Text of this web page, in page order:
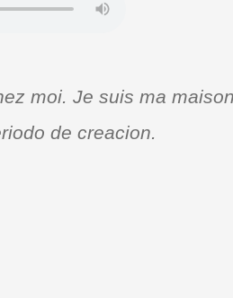
moi. Je suis ma
de creacion.